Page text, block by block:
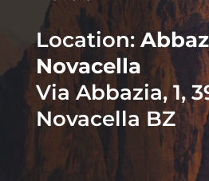
Location:
Novacella
Via Abbazia, 1,
Novacella BZ